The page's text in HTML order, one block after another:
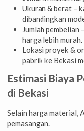
Ukuran & berat –
dibandingkan
Jumlah pembelian
harga lebih murah.
Lokasi proyek &
pabrik ke Bekasi
Estimasi Biaya
di Bekasi
Selain harga material,
pemasangan.